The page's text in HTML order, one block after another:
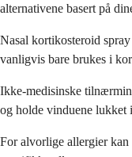
alternativene basert på
Nasal kortikosteroid
vanligvis bare brukes i
Ikke-medisinske
og holde vinduene lukket
For alvorlige allergier kan